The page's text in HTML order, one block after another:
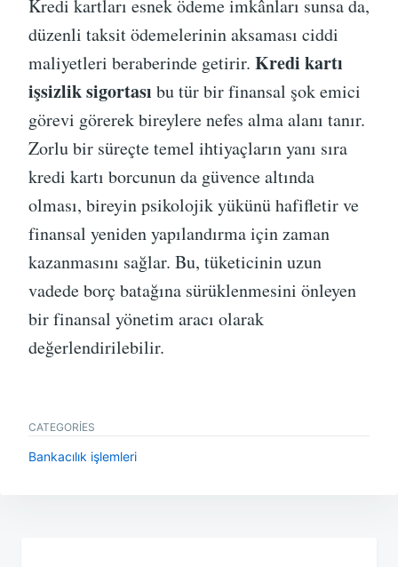
Kredi kartları esnek ödeme imkânları sunsa da,
düzenli taksit ödemelerinin aksaması ciddi
maliyetleri beraberinde getirir. Kredi kartı
işsizlik sigortası bu tür bir finansal şok emici
görevi görerek bireylere nefes alma alanı tanır.
Zorlu bir süreçte temel ihtiyaçların yanı sıra
kredi kartı borcunun da güvence altında
olması, bireyin psikolojik yükünü hafifletir ve
finansal yeniden yapılandırma için zaman
kazanmasını sağlar. Bu, tüketicinin uzun
vadede borç batağına sürüklenmesini önleyen
bir finansal yönetim aracı olarak
değerlendirilebilir.
CATEGORIES
Bankacılık işlemleri